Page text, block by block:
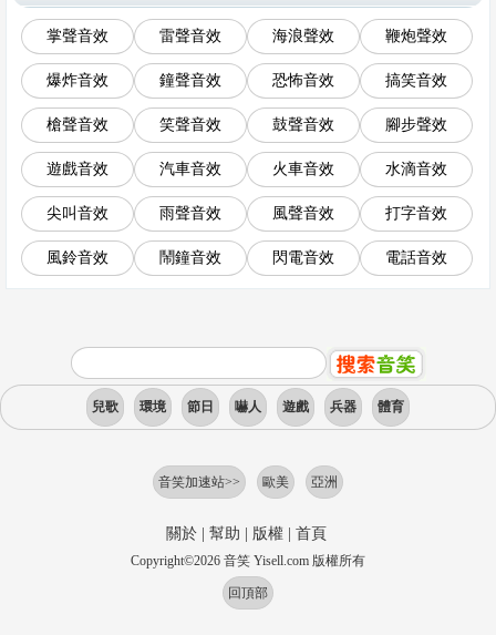
掌聲音效 雷聲音效 海浪聲效 鞭炮聲效
爆炸音效 鐘聲音效 恐怖音效 搞笑音效
槍聲音效 笑聲音效 鼓聲音效 腳步聲效
遊戲音效 汽車音效 火車音效 水滴音效
尖叫音效 雨聲音效 風聲音效 打字音效
風鈴音效 鬧鐘音效 閃電音效 電話音效
兒歌 環境 節日 嚇人 遊戲 兵器 體育
音笑加速站>> 歐美 亞洲
關於| 幫助 版權| 首頁
Copyright©2026 音笑 Yisell.com 版權所有
回頂部